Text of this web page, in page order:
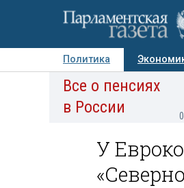
Политика
Авторы Персоны
Все о пенсиях
в России
У